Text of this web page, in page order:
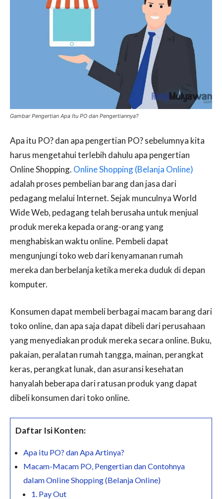
Gambar Pengertian Apa Itu PO dan Pengertiannya?
Apa itu PO? dan apa pengertian PO? sebelumnya kita
harus mengetahui terlebih dahulu apa pengertian
Online Shopping. Online Shopping (Belanja Online)
adalah proses pembelian barang dan jasa dari
pedagang melalui Internet. Sejak munculnya World
Wide Web, pedagang telah berusaha untuk menjual
produk mereka kepada orang-orang yang
menghabiskan waktu online. Pembeli dapat
mengunjungi toko web dari kenyamanan rumah
mereka dan berbelanja ketika mereka duduk di depan
komputer.
Konsumen dapat membeli berbagai macam barang dari
toko online, dan apa saja dapat dibeli dari perusahaan
yang menyediakan produk mereka secara online. Buku,
pakaian, peralatan rumah tangga, mainan, perangkat
keras, perangkat lunak, dan asuransi kesehatan
hanyalah beberapa dari ratusan produk yang dapat
dibeli konsumen dari toko online.
Daftar Isi Konten:
Apa itu PO? dan Apa Artinya?
Macam-Macam PO, Pengertian dan Contohnya
dalam Online Shopping (Belanja Online)
1. Pay Out